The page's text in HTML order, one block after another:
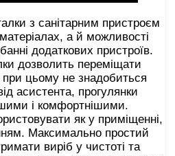
з санітарним пристроєм
а й можливості
додаткових пристроїв.
дозволить переміщати
цьому не знадобиться
асистента, прогулянки
і комфортнішими.
як у приміщенні,
Максимально простий
виріб у чистоті та